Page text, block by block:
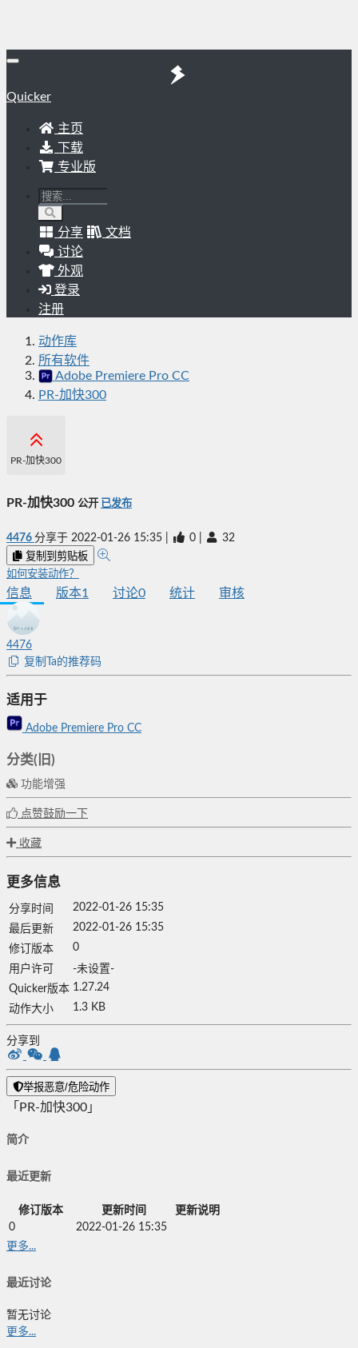
Quicker
主页
下载
专业版
分享
文档
讨论
外观
登录
注册
动作库
所有软件
Adobe Premiere Pro CC
PR-加快300
PR-加快300
PR-加快300 公开 已发布
4476 分享于 2022-01-26 15:35 0 32
复制到剪贴板
如何安装动作？
信息 版本1 讨论0 统计 审核
4476
复制Ta的推荐码
适用于
Adobe Premiere Pro CC
分类(旧)
功能增强
点赞鼓励一下
收藏
更多信息
分享时间
2022-01-26 15:35
最后更新
2022-01-26 15:35
修订版本
0
用户许可
-未设置-
Quicker版本 1.27.24
动作大小
1.3 KB
分享到
举报恶意/危险动作
「PR-加快300」
简介
最近更新
修订版本 更新时间
更新说明
0
2022-01-26 15:35
更多...
最近讨论
暂无讨论
更多...